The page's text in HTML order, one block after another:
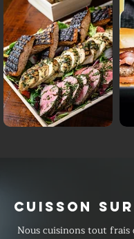
CUISSON
Nous cuisinons tout